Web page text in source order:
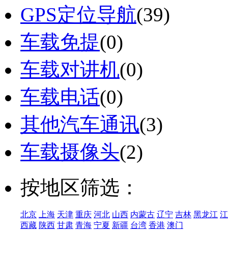
GPS定位导航(39)
车载免提(0)
车载对讲机(0)
车载电话(0)
其他汽车通讯(3)
车载摄像头(2)
按地区筛选：
北京 上海 天津 重庆 河北 山西 内蒙古 辽宁 吉林 黑龙江
西藏 陕西 甘肃 青海 宁夏 新疆 台湾 香港 澳门